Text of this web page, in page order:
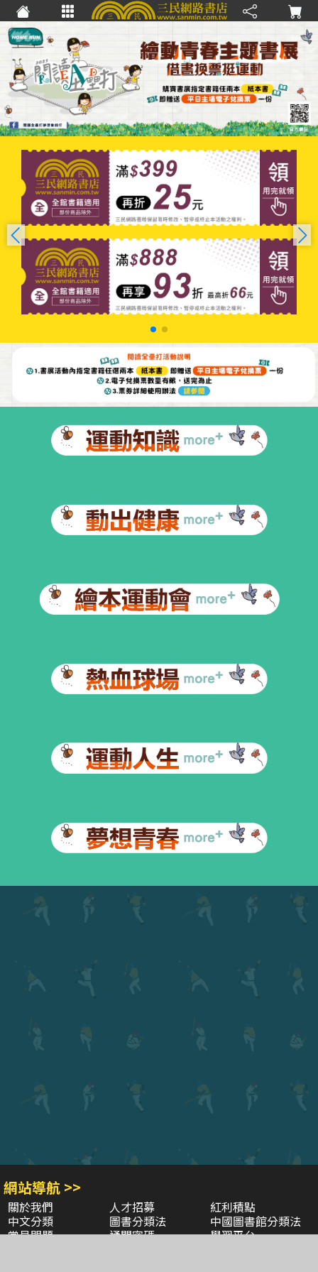
網站導航 >>
關於我們 人才招募
紅利積點
中文分類
圖書分類法
中國圖書館分類法
常見問題
通關密碼
學習平台